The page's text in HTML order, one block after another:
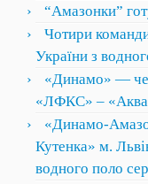
“Амазонки”
Чотири
України з
«Динамо» —
«ЛФКС» –
«Динамо-
Кутенка» м.
водного поло